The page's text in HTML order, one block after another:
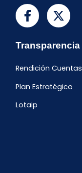
Transparencia
Rendición Cuentas
Plan Estratégico
Lotaip